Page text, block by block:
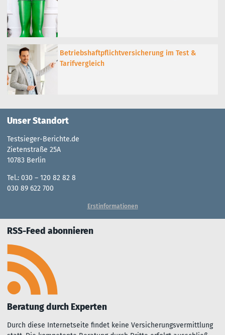
Betriebshaftpflichtversicherung im Test &
Tarifvergleich
Unser Standort
Testsieger-Berichte.de
Zietenstraße 25A
10783 Berlin
Tel.: 030 – 120 82 82 8
030 89 622 700
Erstinformationen
RSS-Feed abonnieren
Beratung durch Experten
Durch diese Inter­net­seite fin­det kei­ne Ver­sich­er­ungs­ver­mitt­lu­ng